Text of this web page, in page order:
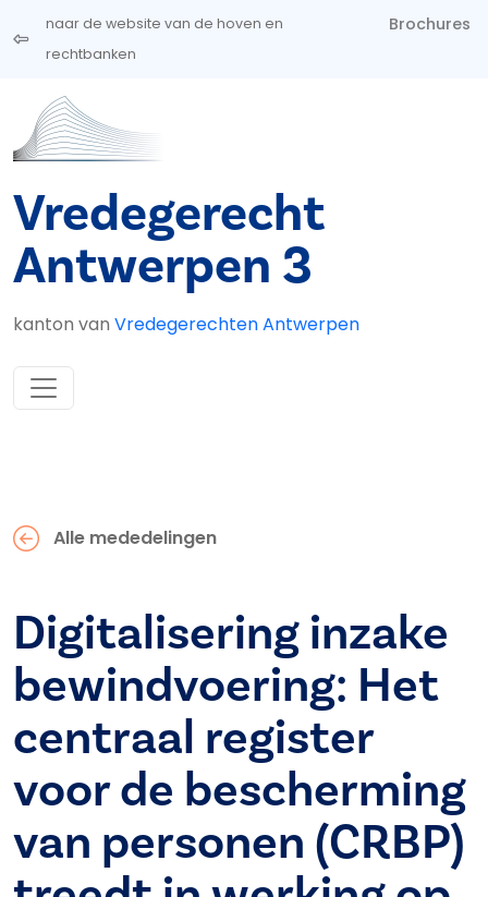
Overslaan en naar de inhoud gaan
naar de website van de hoven en
rechtbanken
Brochures
Vredegerecht
Antwerpen 3
kanton van Vredegerechten Antwerpen
Alle mededelingen
Digitalisering inzake
bewindvoering: Het
centraal register
voor de bescherming
van personen (CRBP)